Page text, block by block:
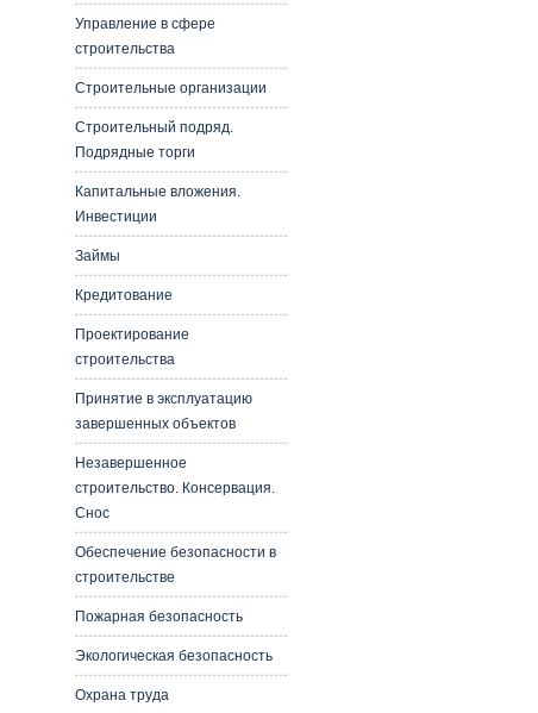
Управление в сфере
строительства
Строительные организации
Строительный подряд.
Подрядные торги
Капитальные вложения.
Инвестиции
Займы
Кредитование
Проектирование
строительства
Принятие в эксплуатацию
завершенных объектов
Незавершенное
строительство. Консервация.
Снос
Обеспечение безопасности в
строительстве
Пожарная безопасность
Экологическая безопасность
Охрана труда